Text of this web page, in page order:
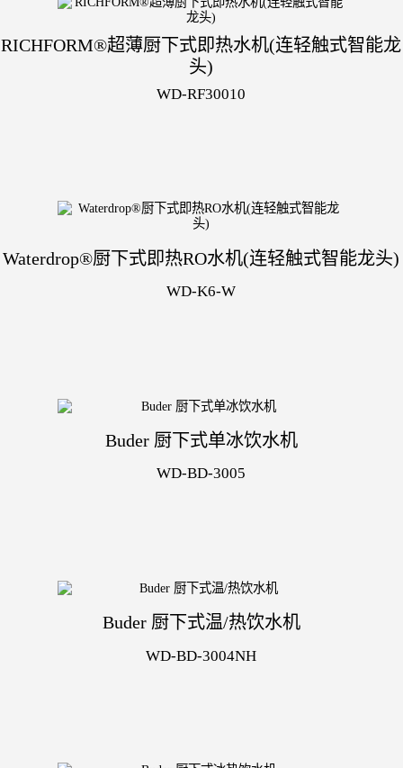
RICHFORM®超薄厨下式即热水机(连轻触式智能龙
头)
WD-RF30010
Waterdrop®厨下式即热RO水机(连轻触式智能龙头)
WD-K6-W
Buder 厨下式单冰饮水机
WD-BD-3005
Buder 厨下式温/热饮水机
WD-BD-3004NH